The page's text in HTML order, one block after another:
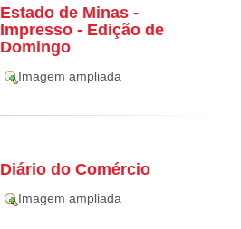
Estado de Minas -
Impresso - Edição de
Domingo
Imagem ampliada
Diário do Comércio
Imagem ampliada